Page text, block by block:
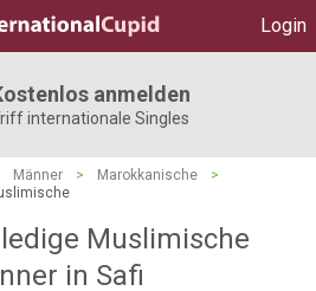
Login
anmelden
internationale Singles
Männer > Marokkanische
>
Muslimische
in Safi